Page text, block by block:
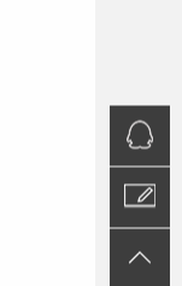
QQ咨询
联系我们
返回顶部